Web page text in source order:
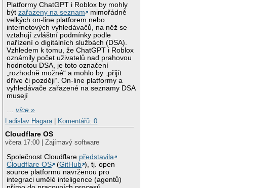
Platformy ChatGPT i Roblox by mohly
býtzařazeny na seznam
mimořádně
velkých on-line platforem nebo
internetových vyhledávačů, na něž se
vztahují zvláštní podmínky podle
nařízení o digitálních službách (DSA).
Vzhledem k tomu, že ChatGPT i Roblox
oznámily počet uživatelů nad prahovou
hodnotou DSA, je toto označení
„rozhodně možné“ a mohlo by „přijít
dříve či později“. On-line platformy a
vyhledávače zařazené na seznamy DSA
musejí
…více »
Ladislav Hagara
Komentářů: 0
Cloudflare OS
včera 17:00 | Zajímavý software
Společnost Cloudflare představila
Cloudflare OS
(GitHub ), tj. open
source platformu navrženou pro
integraci umělé inteligence (agentů)